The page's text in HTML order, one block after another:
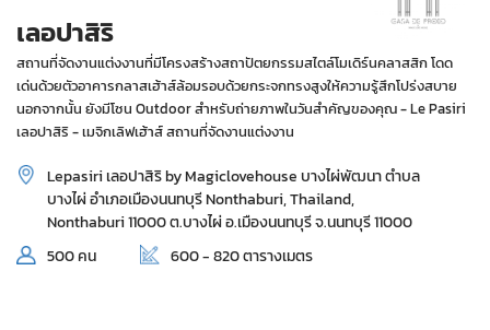
เลอปาสิริ
สถานที่จัดงานแต่งงานที่มีโครงสร้างสถาปัตยกรรมสไตล์โมเดิร์นคลาสสิก โดด
เด่นด้วยตัวอาคารกลาสเฮ้าส์ล้อมรอบด้วยกระจกทรงสูงให้ความรู้สึกโปร่งสบาย
นอกจากนั้น ยังมีโซน Outdoor สำหรับถ่ายภาพในวันสำคัญของคุณ - Le Pasiri
เลอปาสิริ - เมจิกเลิฟเฮ้าส์ สถานที่จัดงานแต่งงาน
Lepasiri เลอปาสิริ by Magiclovehouse บางไผ่พัฒนา ตำบล
บางไผ่ อำเภอเมืองนนทบุรี Nonthaburi, Thailand,
Nonthaburi 11000 ต.บางไผ่ อ.เมืองนนทบุรี จ.นนทบุรี 11000
500 คน
600 - 820 ตารางเมตร